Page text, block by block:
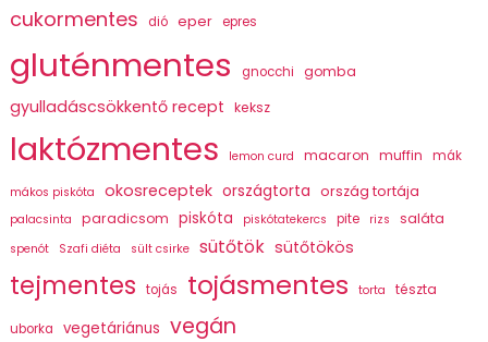
cukormentes dió eper epres
gluténmentes gnocchi gomba
gyulladáscsökkentő recept keksz
laktózmentes lemon curd macaron muffin mák
mákos piskóta okosreceptek országtorta ország tortája
palacsinta paradicsom piskóta piskótatekercs pite rizs saláta
spenót Szafi diéta sült csirke sütőtök sütőtökös
tejmentes tojás tojásmentes torta tészta
uborka vegetáriánus vegán